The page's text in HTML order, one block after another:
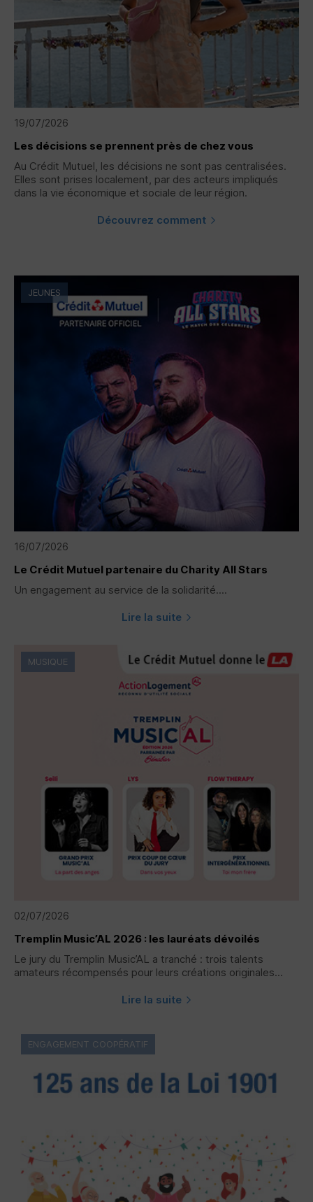
19/07/2026
Les décisions se prennent près de chez vous
Au Crédit Mutuel, les décisions ne sont pas centralisées.
Elles sont prises localement, par des acteurs impliqués
dans la vie économique et sociale de leur région.
Découvrez comment
16/07/2026
Le Crédit Mutuel partenaire du Charity All Stars
Un engagement au service de la solidarité....
Lire la suite
JEUNES
02/07/2026
Tremplin Music’AL 2026 : les lauréats dévoilés
Le jury du Tremplin Music’AL a tranché : trois talents
amateurs récompensés pour leurs créations originales...
Lire la suite
MUSIQUE
ENGAGEMENT COOPÉRATIF